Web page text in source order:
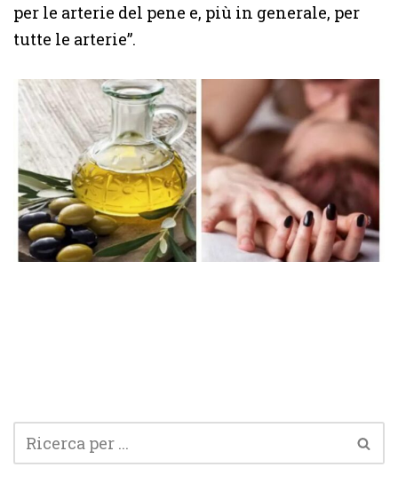
per le arterie del pene e, più in generale, per
tutte le arterie”.